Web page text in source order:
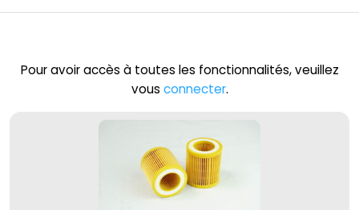
Pour avoir accès à toutes les fonctionnalités, veuillez
vous connecter.